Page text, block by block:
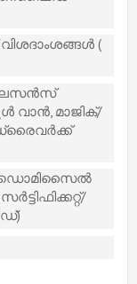
(
വാൻ, മാജിക്/
(ഡൊമിസൈൽ